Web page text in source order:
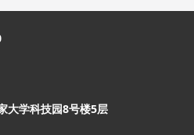
大学科技园8号楼5层